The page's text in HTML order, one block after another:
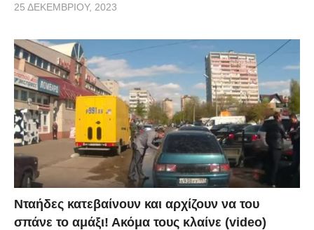
25 ΔΕΚΕΜΒΡΊΟΥ, 2023
Νταήδες κατεβαίνουν και αρχίζουν να του
σπάνε το αμάξι! Ακόμα τους κλαίνε (video)